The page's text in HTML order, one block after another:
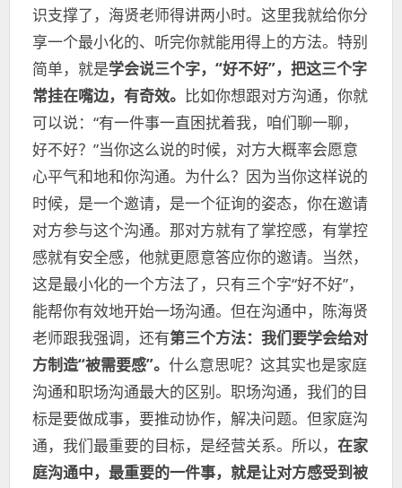
识支撑了，海贤老师得讲两小时。这里我就给你分
享一个最小化的、听完你就能用得上的方法。特别
简单，就是学会说三个字，“好不好”，把这三个字
常挂在嘴边，有奇效。 比如你想跟对方沟通，你就
可以说：“有一件事一直困扰着我，咱们聊一聊，
好不好？”当你这么说的时候，对方大概率会愿意
心平气和地和你沟通。为什么？因为当你这样说的
时候，是一个邀请，是一个征询的姿态，你在邀请
对方参与这个沟通。那对方就有了掌控感，有掌控
感就有安全感，他就更愿意答应你的邀请。当然，
这是最小化的一个方法了，只有三个字“好不好”，
能帮你有效地开始一场沟通。但在沟通中，陈海贤
老师跟我强调，还有第三个方法：我们要学会给对
方制造“被需要感”。 什么意思呢？这其实也是家庭
沟通和职场沟通最大的区别。职场沟通，我们的目
标是要做成事，要推动协作，解决问题。但家庭沟
通，我们最重要的目标，是经营关系。所以， 在家
庭沟通中，最重要的一件事，就是让对方感受到被